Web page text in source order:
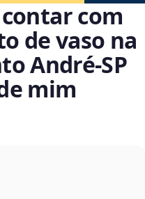
com
de vaso na
André‑SP
mim